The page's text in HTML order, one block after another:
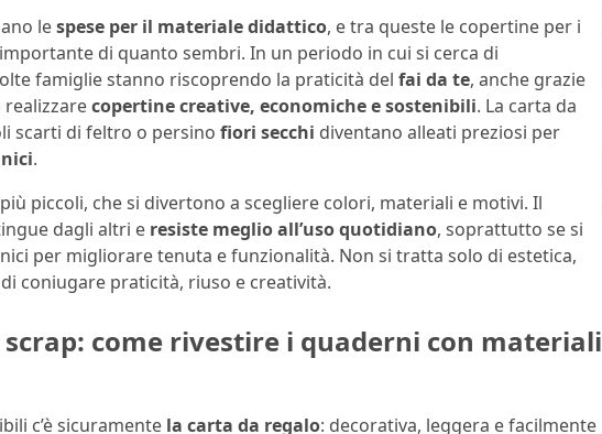
lespese per il materiale didattico, e tra queste le copertine per i
di quanto sembri. In un periodo in cui si cerca di
famiglie stanno riscoprendo la praticità del fai da te, anche grazie
realizzarecopertine creative, economiche e sostenibili. La carta da
scarti di feltro o persino fiori secchi diventano alleati preziosi per
.
piccoli, che si divertono a scegliere colori, materiali e motivi. Il
dagli altri e resiste meglio all’uso quotidiano, soprattutto se si
per migliorare tenuta e funzionalità. Non si tratta solo di estetica,
di coniugare praticità, riuso e creatività.
come rivestire i quaderni con materiali
c’è sicuramente la carta da regalo: decorativa, leggera e facilmente